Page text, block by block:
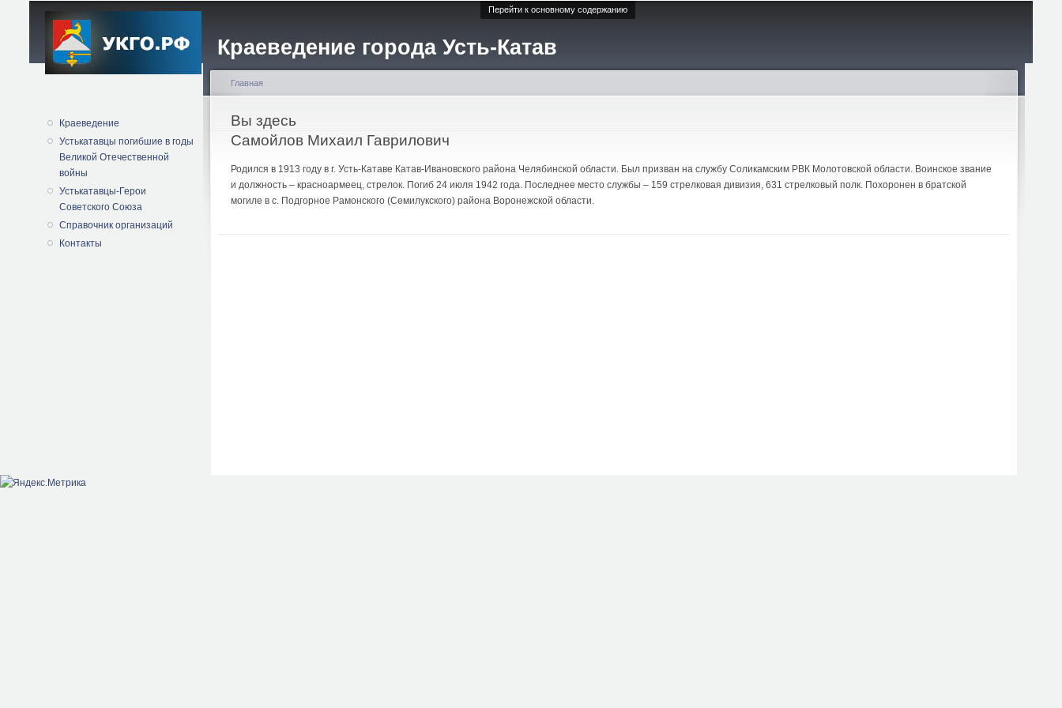
Перейти к основному содержанию
Краеведение города Усть-Катав
Краеведение
Устькатавцы погибшие в годы
Великой Отечественной
войны
Устькатавцы-Герои
Советского Союза
Справочник организаций
Контакты
Вы здесь
Главная
Самойлов Михаил Гаврилович
Родился в 1913 году в г. Усть-Катаве Катав-Ивановского района Челябинской области. Был призван на службу Соликамским РВК Молотовской области. Воинское звание
и должность – красноармеец, стрелок. Погиб 24 июля 1942 года. Последнее место службы – 159 стрелковая дивизия, 631 стрелковый полк. Похоронен в братской
могиле в с. Подгорное Рамонского (Семилукского) района Воронежской области.